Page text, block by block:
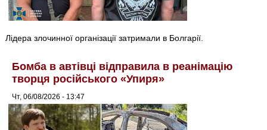
Лідера злочинної організації затримали в Болгарії.
Бомба в автівці відправила в реанімацію
творця російського «Упиря»
Чт, 06/08/2026 - 13:47